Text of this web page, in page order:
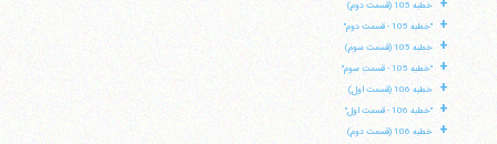
خطبه 105 (قسمت دوم)
+ "خطبه 105 - قسمت دوم"
+ خطبه 105 (قسمت سوم)
+ "خطبه 105 - قسمت سوم"
+ خطبه 106 (قسمت اول)
+ "خطبه 106 - قسمت اول"
+ خطبه 106 (قسمت دوم)